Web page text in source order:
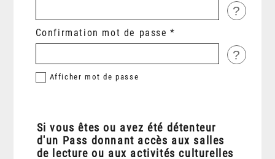
?
Confirmation mot de passe
?
Afficher mot de passe
Si vous êtes ou avez été détenteur
d'un Pass donnant accès aux salles
de lecture ou aux activités culturelles